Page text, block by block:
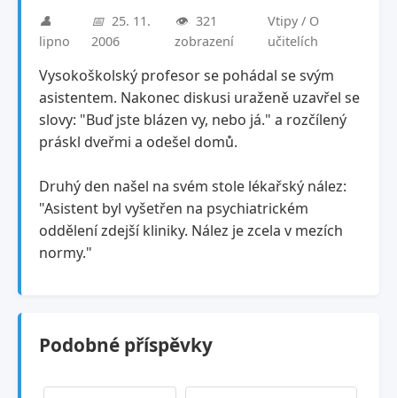
👤
lipno
📅 25. 11.
2006
👁️ 321
zobrazení
Vtipy / O
učitelích
Vysokoškolský profesor se pohádal se svým
asistentem. Nakonec diskusi uraženě uzavřel se
slovy: "Buď jste blázen vy, nebo já." a rozčílený
práskl dveřmi a odešel domů.
Druhý den našel na svém stole lékařský nález:
"Asistent byl vyšetřen na psychiatrickém
oddělení zdejší kliniky. Nález je zcela v mezích
normy."
Podobné příspěvky